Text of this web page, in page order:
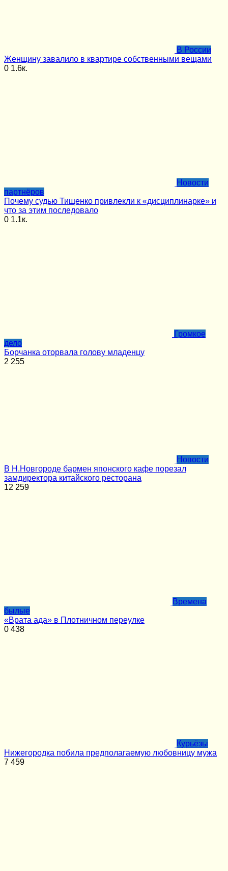
В России
Женщину завалило в квартире собственными вещами
0 1.6к.
Новости
партнёров
Почему судью Тищенко привлекли к «дисциплинарке» и
что за этим последовало
0 1.1к.
Громкое
дело
Борчанка оторвала голову младенцу
2 255
Новости
В Н.Новгороде бармен японского кафе порезал
замдиректора китайского ресторана
12 259
Времена
былые
«Врата ада» в Плотничном переулке
0 438
Курьёзы
Нижегородка побила предполагаемую любовницу мужа
7 459